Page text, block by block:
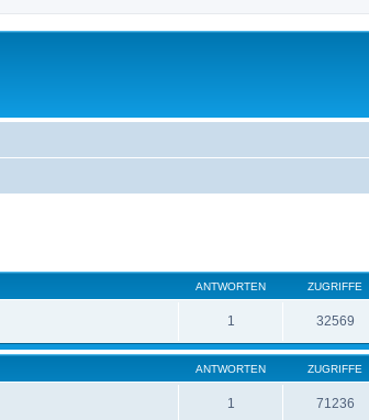
ANTWORTEN ZUGRIFFE
1 32569
ANTWORTEN ZUGRIFFE
1 71236